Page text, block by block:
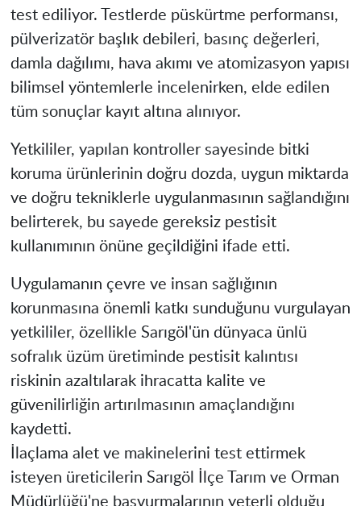
test ediliyor. Testlerde püskürtme performansı,
pülverizatör başlık debileri, basınç değerleri,
damla dağılımı, hava akımı ve atomizasyon yapısı
bilimsel yöntemlerle incelenirken, elde edilen
tüm sonuçlar kayıt altına alınıyor.
Yetkililer, yapılan kontroller sayesinde bitki
koruma ürünlerinin doğru dozda, uygun miktarda
ve doğru tekniklerle uygulanmasının sağlandığını
belirterek, bu sayede gereksiz pestisit
kullanımının önüne geçildiğini ifade etti.
Uygulamanın çevre ve insan sağlığının
korunmasına önemli katkı sunduğunu vurgulayan
yetkililer, özellikle Sarıgöl'ün dünyaca ünlü
sofralık üzüm üretiminde pestisit kalıntısı
riskinin azaltılarak ihracatta kalite ve
güvenilirliğin artırılmasının amaçlandığını
kaydetti.
İlaçlama alet ve makinelerini test ettirmek
isteyen üreticilerin Sarıgöl İlçe Tarım ve Orman
Müdürlüğü'ne başvurmalarının yeterli olduğu